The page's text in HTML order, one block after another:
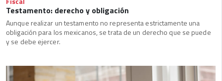
Testamento: derecho y obligación
Aunque realizar un testamento no representa estrictamente una
obligación para los mexicanos, se trata de un derecho que se puede
y se debe ejercer.